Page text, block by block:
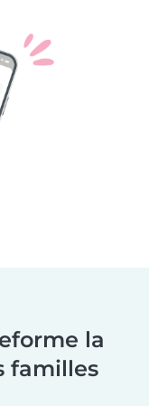
la
familles